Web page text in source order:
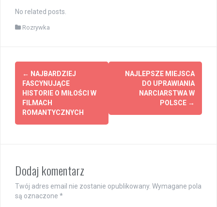
No related posts.
Rozrywka
Post
navigation
← NAJBARDZIEJ
FASCYNUJĄCE
HISTORIE O MIŁOŚCI W
FILMACH
ROMANTYCZNYCH
NAJLEPSZE MIEJSCA
DO UPRAWIANIA
NARCIARSTWA W
POLSCE →
Dodaj komentarz
Twój adres email nie zostanie opublikowany. Wymagane pola
są oznaczone *